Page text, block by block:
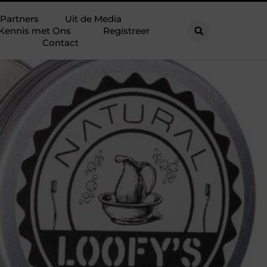
Partners
Uit de Media
met Ons
Registreer
Contact